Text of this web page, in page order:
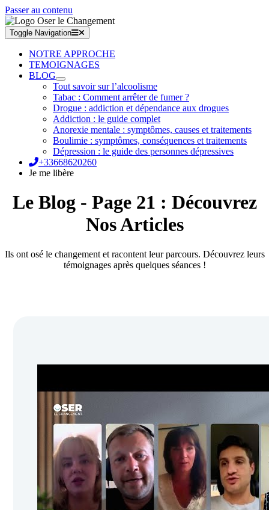
Passer au contenu
Toggle Navigation
NOTRE APPROCHE
TEMOIGNAGES
BLOG
Tout savoir sur l’alcoolisme
Tabac : Comment arrêter de fumer ?
Drogue : addiction et dépendance aux drogues
Addiction : le guide complet
Anorexie mentale : symptômes, causes et traitements
Boulimie : symptômes, conséquences et traitements
Dépression : le guide des personnes dépressives
+33668620260
Je me libère
Le Blog - Page 21 : Découvrez
Nos Articles
Ils ont osé le changement et racontent leur parcours. Découvrez leurs
témoignages après quelques séances !